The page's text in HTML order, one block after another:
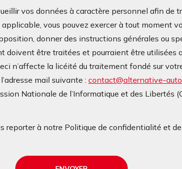
vos données à caractère personnel afin de
vous pouvez exercer à tout moment
donner des instructions générales ou
doivent être traitées et pourraient être utilisées
n’affecte la licéité du traitement fondé sur
mail suivante : contact@alternative-
Nationale de l’Informatique et des Libertés
reporter à notre Politique de confidentialité et